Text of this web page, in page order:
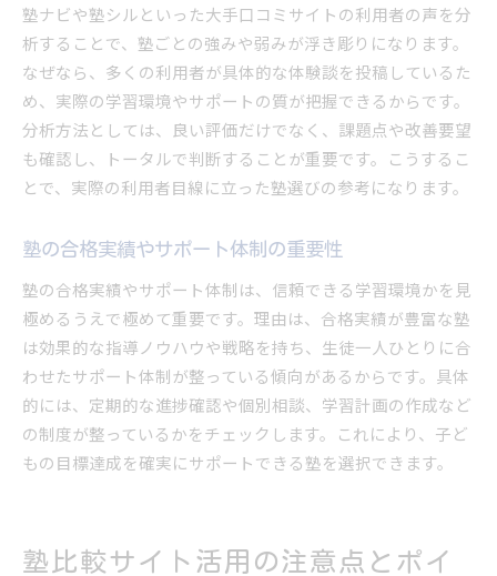
塾ナビや塾シルといった大手口コミサイトの利用者の声を分
析することで、塾ごとの強みや弱みが浮き彫りになります。
なぜなら、多くの利用者が具体的な体験談を投稿しているた
め、実際の学習環境やサポートの質が把握できるからです。
分析方法としては、良い評価だけでなく、課題点や改善要望
も確認し、トータルで判断することが重要です。こうするこ
とで、実際の利用者目線に立った塾選びの参考になります。
塾の合格実績やサポート体制の重要性
塾の合格実績やサポート体制は、信頼できる学習環境かを見
極めるうえで極めて重要です。理由は、合格実績が豊富な塾
は効果的な指導ノウハウや戦略を持ち、生徒一人ひとりに合
わせたサポート体制が整っている傾向があるからです。具体
的には、定期的な進捗確認や個別相談、学習計画の作成など
の制度が整っているかをチェックします。これにより、子ど
もの目標達成を確実にサポートできる塾を選択できます。
塾比較サイト活用の注意点とポイ